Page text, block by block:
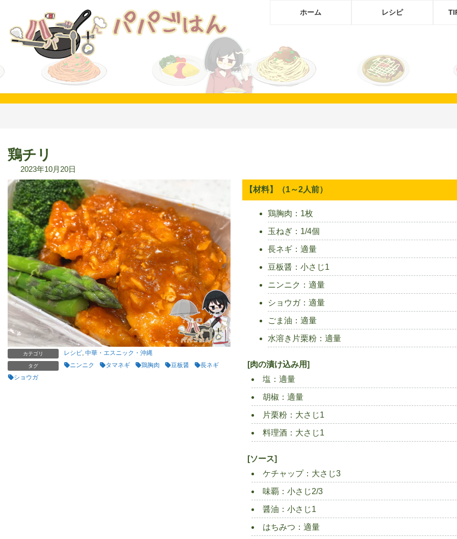
ス
キ
ン
に
ホーム レシピ
鶏チリ
2023年10月20日
カテゴリ レシピ 中華・エスニック・沖縄
タグ ニンニク タマネギ 鶏胸肉 豆板醤
長ネギ
ショウガ
【材料】（1～2人前）
鶏胸肉：1枚
玉ねぎ：1/4個
長ネギ：適量
豆板醤：小さじ1
ニンニク：適量
ショウガ：適量
ごま油：適量
水溶き片栗粉：適量
[肉の漬け込み用]
塩：適量
胡椒：適量
片栗粉：大さじ1
料理酒：大さじ1
[ソース]
ケチャップ：大さじ3
味覇：小さじ2/3
醤油：小さじ1
はちみつ：適量